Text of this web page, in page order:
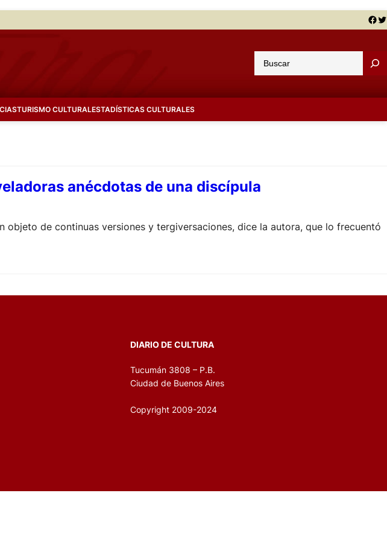
Facebook Twitter
u
a
TURISMO CULTURALESTADÍSTICAS CULTURALES
anécdotas de una discípula
de continuas versiones y tergiversaciones, dice la autora, que lo frecuentó
DIARIO DE CULTURA
Tucumán 3808 – P.B.
Ciudad de Buenos Aires
Copyright 2009-2024